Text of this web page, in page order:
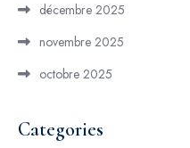
décembre 2025
novembre 2025
octobre 2025
Categories